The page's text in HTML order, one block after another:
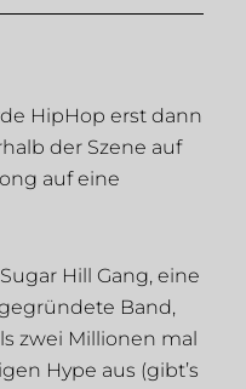
HipHop erst dann
der Szene auf
auf eine
Hill Gang, eine
Band,
zwei Millionen mal
Hype aus (gibt’s